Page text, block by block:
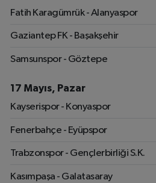
Fatih Karagümrük - Alanyaspor
Gaziantep FK - Başakşehir
Samsunspor - Göztepe
17 Mayıs, Pazar
Kayserispor - Konyaspor
Fenerbahçe - Eyüpspor
Trabzonspor - Gençlerbirliği S.K.
Kasımpaşa - Galatasaray